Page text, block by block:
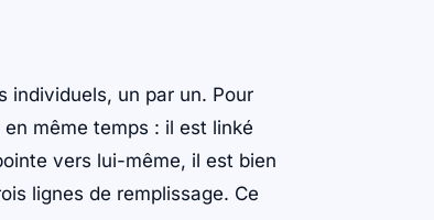
individuels, un par un. Pour
même temps : il est linké
vers lui-même, il est bien
lignes de remplissage. Ce